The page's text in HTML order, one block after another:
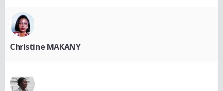
Christine MAKANY